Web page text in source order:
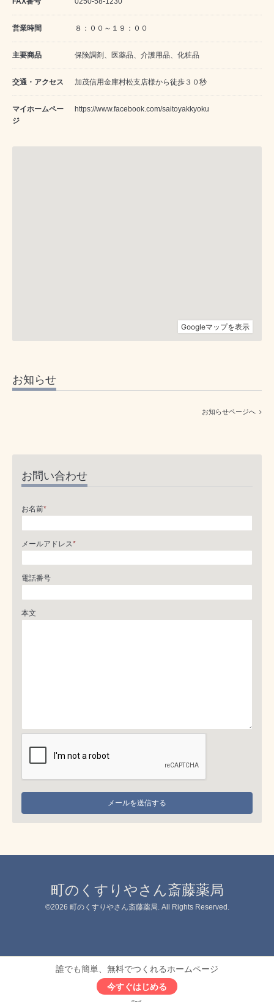
営業時間 ８：００～１９：００
主要商品 保険調剤、医薬品、介護用品、化粧品
交通・アクセス 加茂信用金庫村松支店様から徒歩３０秒
マイホームペー
ジ
https://www.facebook.com/saitoyakkyoku
お知らせ
お知らせページへ
お問い合わせ
お名前*
メールアドレス*
電話番号
本文
町のくすりやさん斎藤薬局
©2026 町のくすりやさん斎藤薬局. All Rights Reserved.
誰でも簡単、無料でつくれるホームページ
今すぐはじめる